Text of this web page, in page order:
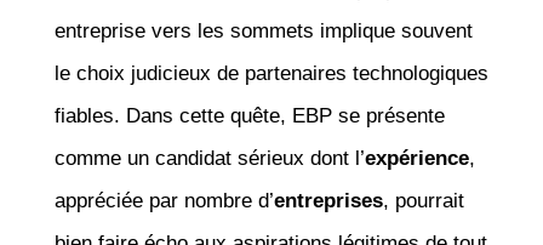
entreprise vers les sommets implique souvent
le choix judicieux de partenaires technologiques
fiables. Dans cette quête, EBP se présente
comme un candidat sérieux dont l’expérience,
appréciée par nombre d’entreprises, pourrait